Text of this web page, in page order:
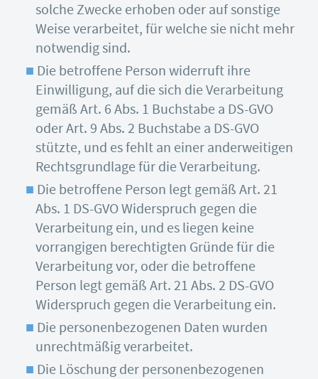
solche Zwecke erhoben oder auf sonstige
Weise verarbeitet, für welche sie nicht mehr
notwendig sind.
Die betroffene Person widerruft ihre
Einwilligung, auf die sich die Verarbeitung
gemäß Art. 6 Abs. 1 Buchstabe a DS-GVO
oder Art. 9 Abs. 2 Buchstabe a DS-GVO
stützte, und es fehlt an einer anderweitigen
Rechtsgrundlage für die Verarbeitung.
Die betroffene Person legt gemäß Art. 21
Abs. 1 DS-GVO Widerspruch gegen die
Verarbeitung ein, und es liegen keine
vorrangigen berechtigten Gründe für die
Verarbeitung vor, oder die betroffene
Person legt gemäß Art. 21 Abs. 2 DS-GVO
Widerspruch gegen die Verarbeitung ein.
Die personenbezogenen Daten wurden
unrechtmäßig verarbeitet.
Die Löschung der personenbezogenen